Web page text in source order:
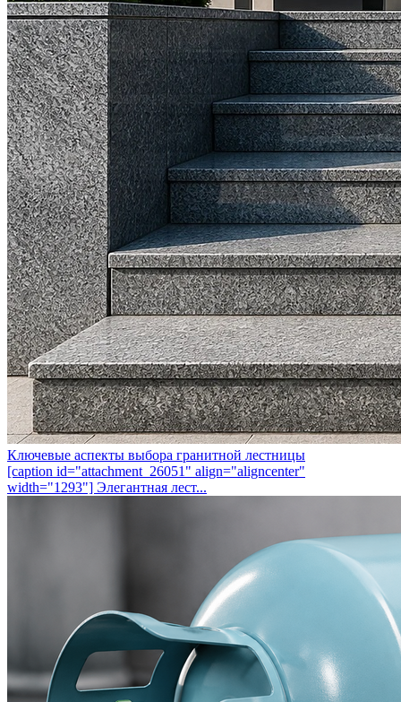
Ключевые аспекты выбора гранитной лестницы
[caption id="attachment_26051" align="aligncenter"
width="1293"] Элегантная лест...